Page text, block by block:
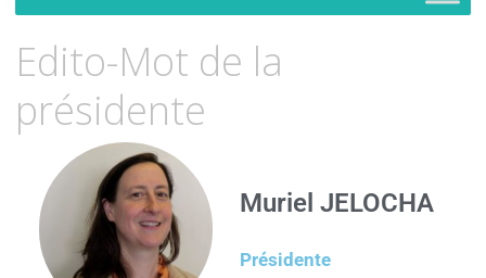
Edito-Mot de la
présidente
Muriel JELOCHA
Présidente